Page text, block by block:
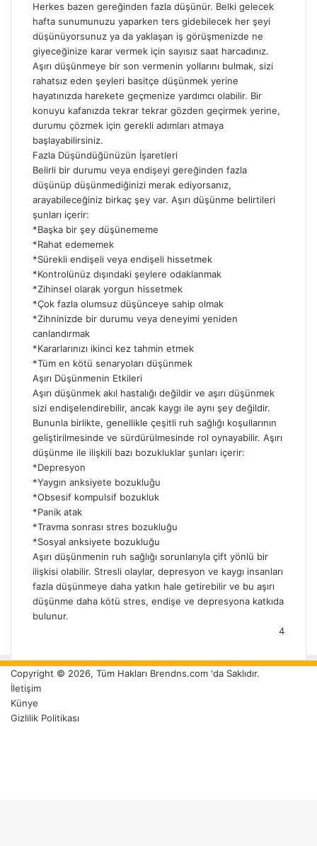
Herkes bazen gereğinden fazla düşünür. Belki gelecek
hafta sunumunuzu yaparken ters gidebilecek her şeyi
düşünüyorsunuz ya da yaklaşan iş görüşmenizde ne
giyeceğinize karar vermek için sayısız saat harcadınız.
Aşırı düşünmeye bir son vermenin yollarını bulmak, sizi
rahatsız eden şeyleri basitçe düşünmek yerine
hayatınızda harekete geçmenize yardımcı olabilir. Bir
konuyu kafanızda tekrar tekrar gözden geçirmek yerine,
durumu çözmek için gerekli adımları atmaya
başlayabilirsiniz.
Fazla Düşündüğünüzün İşaretleri
Belirli bir durumu veya endişeyi gereğinden fazla
düşünüp düşünmediğinizi merak ediyorsanız,
arayabileceğiniz birkaç şey var. Aşırı düşünme belirtileri
şunları içerir:
*Başka bir şey düşünememe
*Rahat edememek
*Sürekli endişeli veya endişeli hissetmek
*Kontrolünüz dışındaki şeylere odaklanmak
*Zihinsel olarak yorgun hissetmek
*Çok fazla olumsuz düşünceye sahip olmak
*Zihninizde bir durumu veya deneyimi yeniden
canlandırmak
*Kararlarınızı ikinci kez tahmin etmek
*Tüm en kötü senaryoları düşünmek
Aşırı Düşünmenin Etkileri
Aşırı düşünmek akıl hastalığı değildir ve aşırı düşünmek
sizi endişelendirebilir, ancak kaygı ile aynı şey değildir.
Bununla birlikte, genellikle çeşitli ruh sağlığı koşullarının
geliştirilmesinde ve sürdürülmesinde rol oynayabilir. Aşırı
düşünme ile ilişkili bazı bozukluklar şunları içerir:
*Depresyon
*Yaygın anksiyete bozukluğu
*Obsesif kompulsif bozukluk
*Panik atak
*Travma sonrası stres bozukluğu
*Sosyal anksiyete bozukluğu
Aşırı düşünmenin ruh sağlığı sorunlarıyla çift yönlü bir
ilişkisi olabilir. Stresli olaylar, depresyon ve kaygı insanları
fazla düşünmeye daha yatkın hale getirebilir ve bu aşırı
düşünme daha kötü stres, endişe ve depresyona katkıda
bulunur.
4
Copyright © 2026, Tüm Hakları Brendns.com 'da Saklıdır.
İletişim
Künye
Gizlilik Politikası